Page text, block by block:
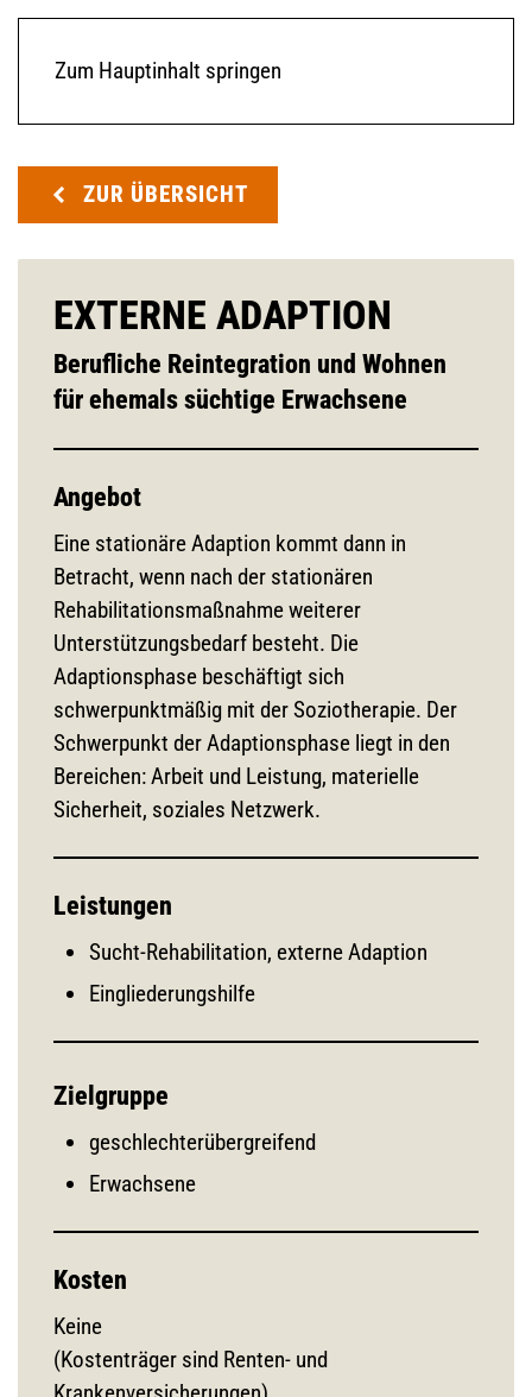
Zum Hauptinhalt springen
ZUR ÜBERSICHT
EXTERNE ADAPTION
Berufliche Reintegration und Wohnen
für ehemals süchtige Erwachsene
Angebot
Eine stationäre Adaption kommt dann in
Betracht, wenn nach der stationären
Rehabilitationsmaßnahme weiterer
Unterstützungsbedarf besteht. Die
Adaptionsphase beschäftigt sich
schwerpunktmäßig mit der Soziotherapie. Der
Schwerpunkt der Adaptionsphase liegt in den
Bereichen: Arbeit und Leistung, materielle
Sicherheit, soziales Netzwerk.
Leistungen
Sucht-Rehabilitation, externe Adaption
Eingliederungshilfe
Zielgruppe
geschlechterübergreifend
Erwachsene
Kosten
Keine
(Kostenträger sind Renten- und